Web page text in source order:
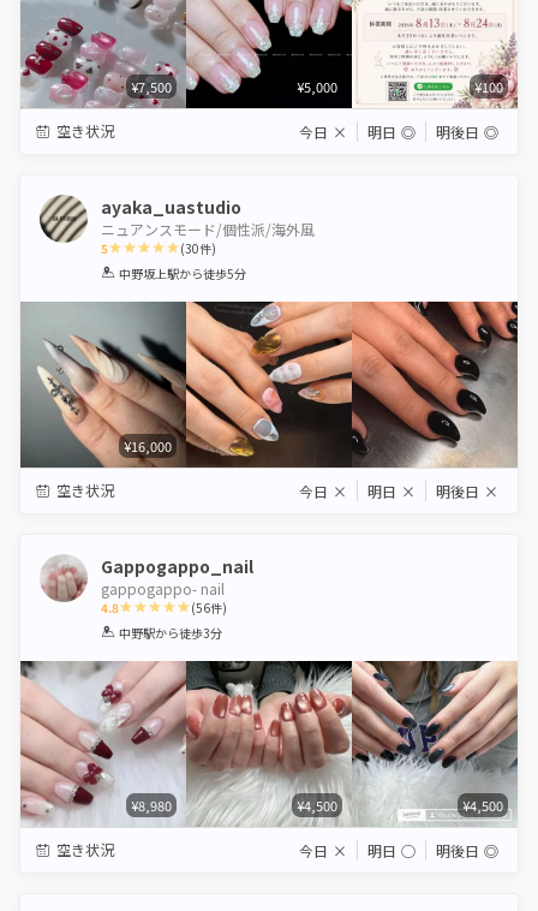
¥7,500 ¥5,000 ¥100
空き状況 今日 × 明日 ◎ 明後日 ◎
ayaka_uastudio
ニュアンスモード/個性派/海外風
5
1 2 3 4 5
(30件)
中野坂上駅から徒歩5分
¥16,000
空き状況 今日 × 明日 × 明後日 ×
Gappogappo_nail
gappogappo- nail
4.8
1 2 3 4 5
(56件)
中野駅から徒歩3分
¥8,980 ¥4,500 ¥4,500
空き状況 今日 × 明日 ◯ 明後日 ◎